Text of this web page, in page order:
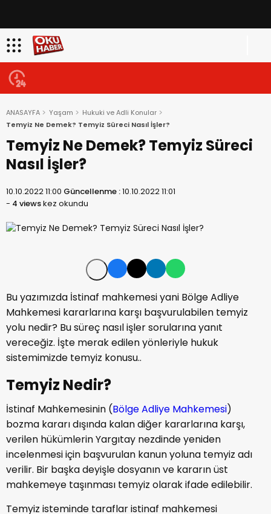
ANASAYFA Yaşam
Hukuki ve Adli Konular
Temyiz Ne Demek? Temyiz Süreci Nasıl İşler?
Temyiz Ne Demek? Temyiz Süreci
Nasıl İşler?
10.10.2022 11:00 Güncellenme :10.10.2022 11:01
- 4 viewskez okundu
Bu yazımızda İstinaf mahkemesi yani Bölge Adliye
Mahkemesi kararlarına karşı başvurulabilen temyiz
yolu nedir? Bu süreç nasıl işler sorularına yanıt
vereceğiz. İşte merak edilen yönleriyle hukuk
sistemimizde temyiz konusu..
Temyiz Nedir?
İstinaf Mahkemesinin (Bölge Adliye Mahkemesi)
bozma kararı dışında kalan diğer kararlarına karşı,
verilen hükümlerin Yargıtay nezdinde yeniden
incelenmesi için başvurulan kanun yoluna temyiz adı
verilir. Bir başka deyişle dosyanın ve kararın üst
mahkemeye taşınması temyiz olarak ifade edilebilir.
Temyiz isteminde taraflar istinaf mahkemesi